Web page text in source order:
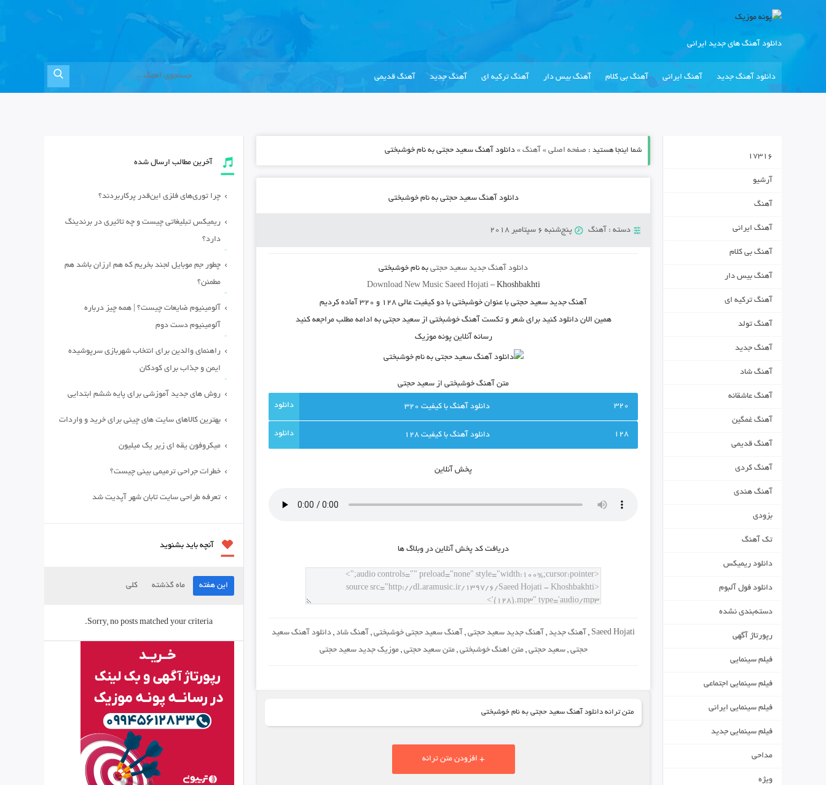
دانلود آهنگ های جدید ایرانی
دانلود آهنگ جدید آهنگ ایرانی آهنگ بی کلام آهنگ بیس دار آهنگ ترکیه ای آهنگ جدید آهنگ قدیمی
شما اینجا هستید : صفحه اصلی» آهنگ» دانلود آهنگ سعید حجتی به نام خوشبختی
دانلود آهنگ سعید حجتی به نام خوشبختی
دسته : آهنگ پنج‌شنبه 6 سپتامبر 2018
دانلود آهنگ جدید سعید حجتیبه نام خوشبختی
Download New Music Saeed Hojati– Khoshbakhti
آهنگ جدید سعید حجتیبا عنوان خوشبختیبا دو کیفیت عالی ۱۲۸ و ۳۲۰ آماده کردیم
همین الان دانلود کنید برای شعر و تکست آهنگ خوشبختی از سعید حجتی به ادامه مطلب مراجعه کنید
رسانه آنلاین پونه موزیک
متن آهنگ خوشبختی از سعید حجتی
320 دانلود آهنگ با کيفيت 320
128 دانلود آهنگ با کيفيت 128
پخش آنلاين
دريافت کد پخش آنلاين در وبلاگ ها
Saeed Hojati
, آهنگ جدید, آهنگ جدید سعید حجتی, آهنگ سعید حجتی خوشبختی, آهنگ شاد, دانلود آهنگ سعید
حجتی ,سعید حجتی ,متن اهنگ خوشبختی ,متن سعید حجتی ,موزیک جدید سعید حجتی
متن ترانه دانلود آهنگ سعید حجتی به نام خوشبختی
+ افزودن متن ترانه
17316
آرشیو
آهنگ
آهنگ ایرانی
آهنگ بی کلام
آهنگ بیس دار
آهنگ ترکیه ای
آهنگ تولد
آهنگ جدید
آهنگ شاد
آهنگ عاشقانه
آهنگ غمگین
آهنگ قدیمی
آهنگ کردی
آهنگ هندی
بزودی
تک آهنگ
دانلود ریمیکس
دانلود فول آلبوم
دسته‌بندی نشده
رپورتاژ آگهی
فیلم سینمایی
فیلم سینمایی اجتماعی
فیلم سینمایی ایرانی
فیلم سینمایی جدید
مداحی
ویژه
آخرین مطالب ارسال شده
چرا توری‌های فلزی این‌قدر پرکاربردند؟
ریمیکس تبلیغاتی چیست و چه تاثیری در برندینگ
دارد؟
چطور جم موبایل لجند بخریم که هم ارزان باشد هم
مطمئن؟
آلومینیوم ضایعات چیست؟ | همه چیز درباره
آلومینیوم دست دوم
راهنمای والدین برای انتخاب شهربازی سرپوشیده
ایمن و جذاب برای کودکان
روش های جدید آموزشی برای پایه ششم ابتدایی
بهترین کالاهای سایت های چینی برای خرید و واردات
میکروفون یقه ای زیر یک میلیون
خطرات جراحی ترمیمی بینی چیست؟
تعرفه طراحی سایت تابان شهر آپدیت شد
آنچه باید بشنوید
این هفته ماه گذشته کلی
Sorry, no posts matched your criteria.